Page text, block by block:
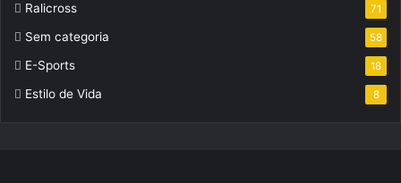
Ralicross 71
Sem categoria 58
E-Sports 18
Estilo de Vida 8